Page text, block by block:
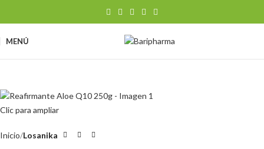
MENÚ
Clic para ampliar
Inicio Losanika